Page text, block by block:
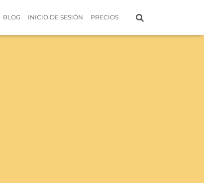
BLOG INICIO DE SESIÓN PRECIOS